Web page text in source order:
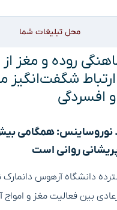
محل تبلیغات شما
روده و مغز
شگفت‌انگیز
افسردگی
همگامی
روانی است
دانشگاه آرهوس
بین فعالیت مغز و